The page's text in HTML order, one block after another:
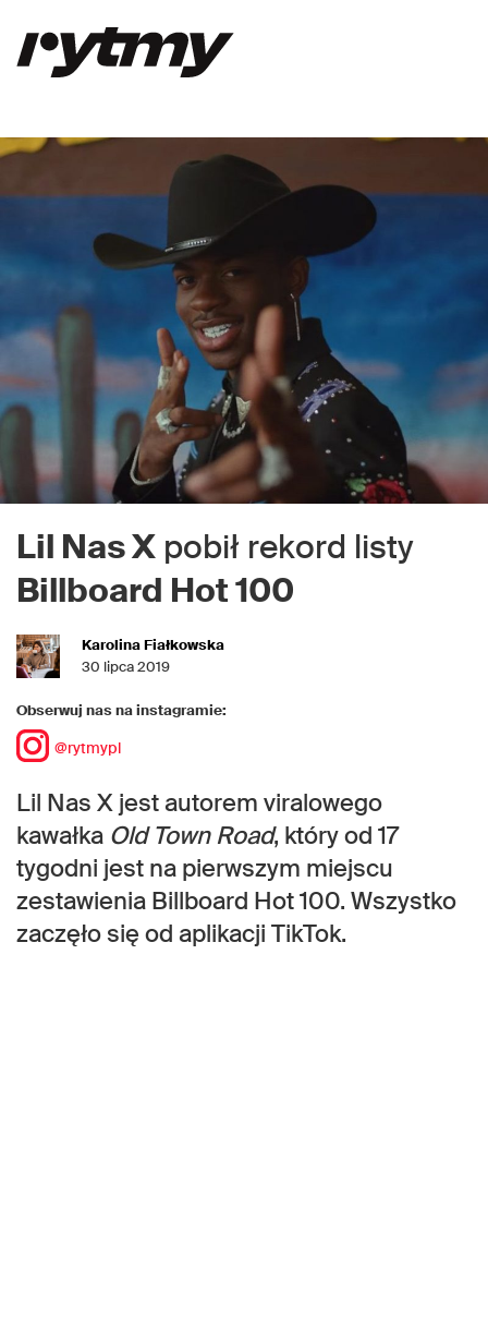
Lil Nas X pobił rekord listy
Billboard Hot 100
Karolina Fiałkowska
30 lipca 2019
Obserwuj nas na instagramie:
@rytmypl
Lil Nas X jest autorem viralowego
kawałka Old Town Road, który od 17
tygodni jest na pierwszym miejscu
zestawienia Billboard Hot 100. Wszystko
zaczęło się od aplikacji TikTok.